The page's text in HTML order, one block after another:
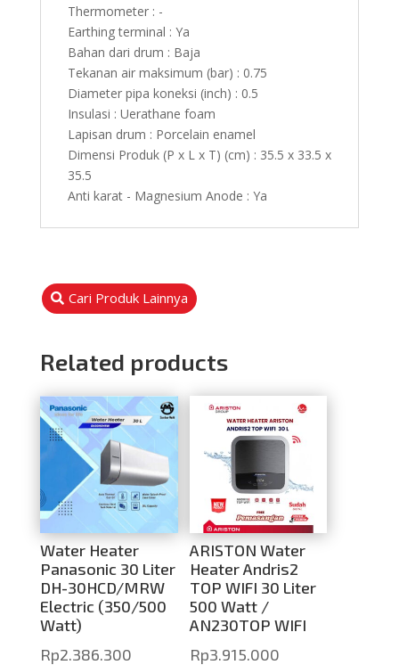
Thermometer : -
Earthing terminal : Ya
Bahan dari drum : Baja
Tekanan air maksimum (bar) : 0.75
Diameter pipa koneksi (inch) : 0.5
Insulasi : Uerathane foam
Lapisan drum : Porcelain enamel
Dimensi Produk (P x L x T) (cm) : 35.5 x 33.5 x
35.5
Anti karat - Magnesium Anode : Ya
Cari Produk Lainnya
Related products
Water Heater
Panasonic 30 Liter
DH-30HCD/MRW
Electric (350/500
Watt)
Rp2.386.300
ARISTON Water
Heater Andris2
TOP WIFI 30 Liter
500 Watt /
AN230TOP WIFI
Rp3.915.000